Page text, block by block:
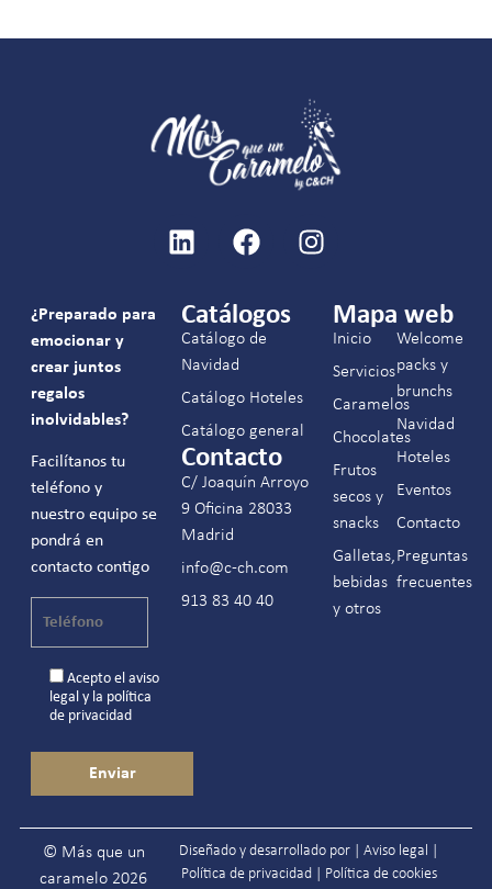
¿Preparado para
emocionar y
crear juntos
regalos
inolvidables?
Facilítanos tu
teléfono y
nuestro equipo se
pondrá en
contacto contigo
Acepto el aviso
legaly la política
de privacidad
Catálogos
Catálogo de
Navidad
Catálogo Hoteles
Catálogo general
Contacto
C/ Joaquín Arroyo
9 Oficina 28033
Madrid
info@c-ch.com
913 83 40 40
Mapa web
Inicio
Servicios
Caramelos
Chocolates
Frutos
secos y
snacks
Galletas,
bebidas
y otros
Welcome
packs y
brunchs
Navidad
Hoteles
Eventos
Contacto
Preguntas
frecuentes
© Más que un
caramelo 2026
Diseñado y desarrollado por |Aviso legal
Política de privacidad| Política de cookies